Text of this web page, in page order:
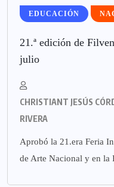
EDUCACIÓN
21.ª edición de
julio
CHRISTIANT JESÚS
RIVERA
Aprobó la 21.era Feria
de Arte Nacional y en la